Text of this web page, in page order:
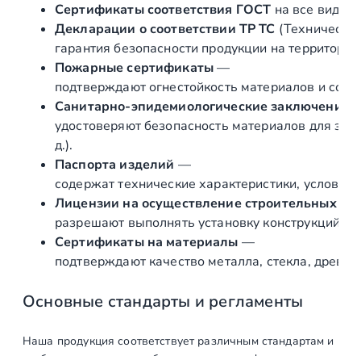
ю
Сертификаты соответствия ГОСТ на все виды
Декларации о соответствии ТР ТС
гарантия безопасности продукции на
Пожарные сертификаты—
подтверждают огнестойкость материалов и
Санитарно‑эпидемиологические заключения
удостоверяют безопасность материалов для
д.).
Паспорта изделий —
содержат технические характеристики,
Лицензии на осуществление строительных и
разрешают выполнять установку конструкций
Сертификаты на материалы —
подтверждают качество металла, стекла,
Основные стандарты и регламенты
Наша продукция соответствует различным стандартам и